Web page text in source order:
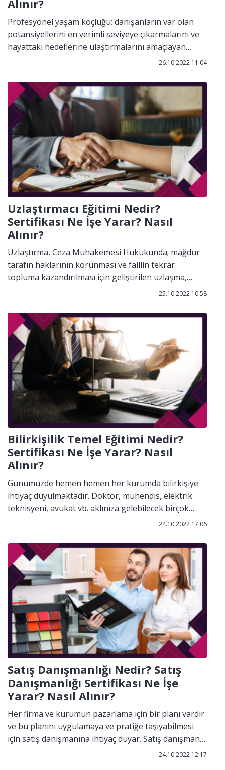
Alınır?
Profesyonel yaşam koçluğu; danışanların var olan
potansiyellerini en verimli seviyeye çıkarmalarını ve
hayattaki hedeflerine ulaştırmalarını amaçlayan
profesyonel bir rehberlik hizmetidir. Profesyonel
ziyade kariyer planlamasına ve kişisel gelişime
odaklanmaktadır. Profesyonel yaşam koçluğu
bireylerle birebir ilişki kurarak; sorun yaşadıkları
konulara farklı açılardan bakar, motive eder,
cesaretlendirir ve kaliteli bir yaşantı sunar.
26.10.2022 11:04
Uzlaştırmacı Eğitimi Nedir?
Sertifikası Ne İşe Yarar? Nasıl
Alınır?
Uzlaştırma, Ceza Muhakemesi Hukukunda; mağdur
tarafın haklarının korunması ve faillin tekrar
topluma kazandırılması için geliştirilen uzlaşma,
kendi iradeleriyle fail ve mağdurun tarafız olan
suçtan doğan problemlerin çözümü için faal olarak
katılım sağladıkları bir süreçtir. Bu sistemde, eğitimli
ve uzman uzlaştırmacılar sayesinde tarafların bir
anlaşmaya varması sağlanır ve adalet sisteminin iş
birliği ile çözüm üretilir.
25.10.2022 10:58
Bilirkişilik Temel Eğitimi Nedir?
Sertifikası Ne İşe Yarar? Nasıl
Alınır?
Günümüzde hemen hemen her kurumda bilirkişiye
ihtiyaç duyulmaktadır. Doktor, mühendis, elektrik
teknisyeni, avukat vb. aklınıza gelebilecek birçok
meslek grubundan, gerekli şartları sağlayan;
kurumda 5 yıllık deneyimi olan, herkes bilirkişi
olabilir.
24.10.2022 17:06
Satış Danışmanlığı Nedir? Satış
Danışmanlığı Sertifikası Ne İşe
Yarar? Nasıl Alınır?
Her firma ve kurumun pazarlama için bir planı vardır
ve bu planını uygulamaya ve pratiğe taşıyabilmesi
için satış danışmanına ihtiyaç duyar. Satış danışmanı,
satış ve pazarlama yapan firmaların ya da şirketlerin
24.10.2022 12:17